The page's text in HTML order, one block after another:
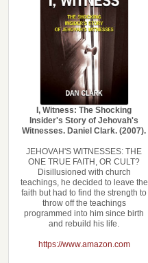
I, Witness: The Shocking
Insider's Story of Jehovah's
Witnesses. Daniel Clark. (2007).
JEHOVAH'S WITNESSES: THE
ONE TRUE FAITH, OR CULT?
Disillusioned with church
teachings, he decided to leave the
faith but had to find the strength to
throw off the teachings
programmed into him since birth
and rebuild his life.
https://www.amazon.com